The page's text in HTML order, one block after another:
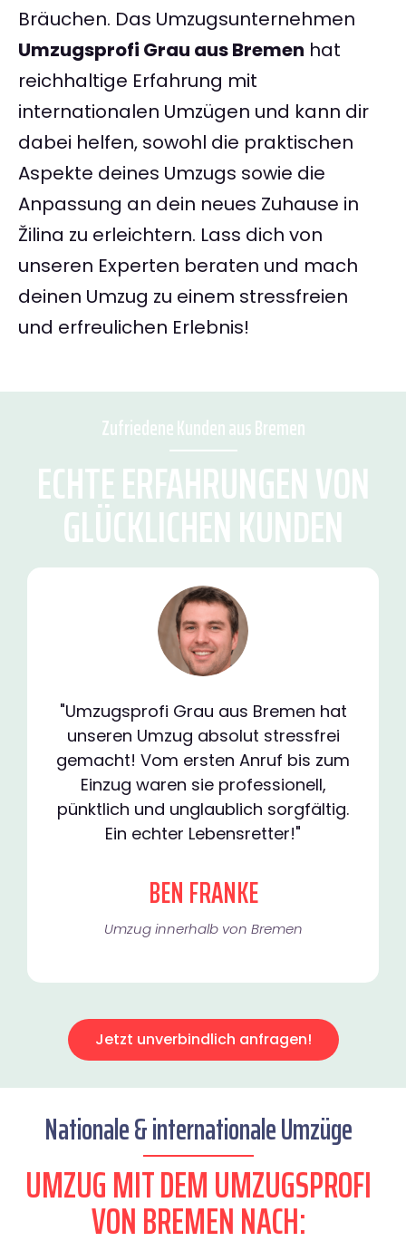
Bräuchen. Das Umzugsunternehmen
Umzugsprofi Grau aus Bremen hat
reichhaltige Erfahrung mit
internationalen Umzügen und kann dir
dabei helfen, sowohl die praktischen
Aspekte deines Umzugs sowie die
Anpassung an dein neues Zuhause in
Žilina zu erleichtern. Lass dich von
unseren Experten beraten und mach
deinen Umzug zu einem stressfreien
und erfreulichen Erlebnis!
Zufriedene Kunden aus Bremen
ECHTE ERFAHRUNGEN VON
GLÜCKLICHEN KUNDEN
"Umzugsprofi Grau aus Bremen hat
unseren Umzug absolut stressfrei
gemacht! Vom ersten Anruf bis zum
Einzug waren sie professionell,
pünktlich und unglaublich sorgfältig.
Ein echter Lebensretter!"
BEN FRANKE
Umzug innerhalb von Bremen​
Jetzt unverbindlich anfragen!
Nationale & internationale Umzüge
UMZUG MIT DEM UMZUGSPROFI
VON BREMEN NACH: